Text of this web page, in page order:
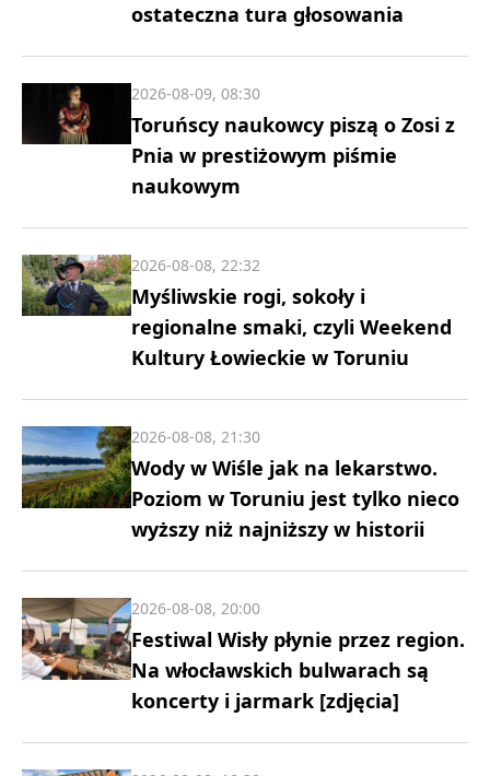
ostateczna tura głosowania
Toruńscy naukowcy piszą o Zosi z
Pnia w prestiżowym piśmie
naukowym
2026-08-09, 08:30
Myśliwskie rogi, sokoły i
regionalne smaki, czyli Weekend
Kultury Łowieckie w Toruniu
2026-08-08, 22:32
Wody w Wiśle jak na lekarstwo.
Poziom w Toruniu jest tylko nieco
wyższy niż najniższy w historii
2026-08-08, 21:30
Festiwal Wisły płynie przez region.
Na włocławskich bulwarach są
koncerty i jarmark [zdjęcia]
2026-08-08, 20:00